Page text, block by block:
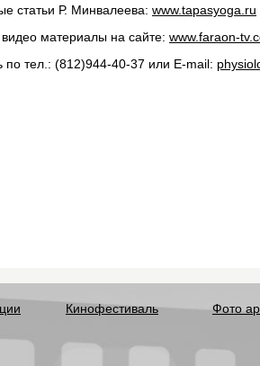
статьи Р. Минвалеева: www.tapasyoga.ru
материалы на сайте: www.faraon-
по тел.: (812)944-40-37 или E-mail:
Кинофестиваль Фото